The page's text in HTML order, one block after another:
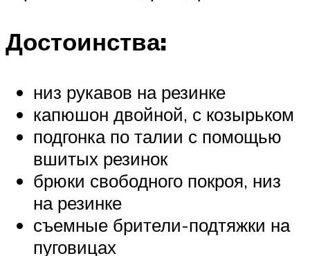
Достоинства:
низ рукавов на резинке
капюшон двойной, с козырьком
подгонка по талии с помощью
вшитых резинок
брюки свободного покроя, низ
на резинке
съемные брители-подтяжки на
пуговицах